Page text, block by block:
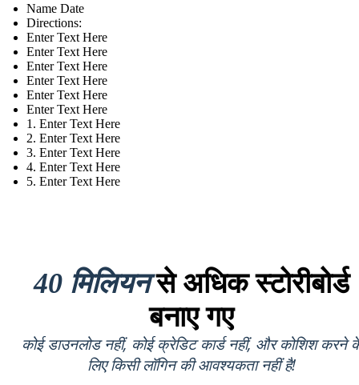
Name Date
Directions:
Enter Text Here
Enter Text Here
Enter Text Here
Enter Text Here
Enter Text Here
Enter Text Here
1. Enter Text Here
2. Enter Text Here
3. Enter Text Here
4. Enter Text Here
5. Enter Text Here
40 मिलियनसे अधिक स्टोरीबोर्ड
बनाए गए
कोई डाउनलोड नहीं, कोई क्रेडिट कार्ड नहीं, और कोशिश करने
लिए किसी लॉगिन की आवश्यकता नहीं है!